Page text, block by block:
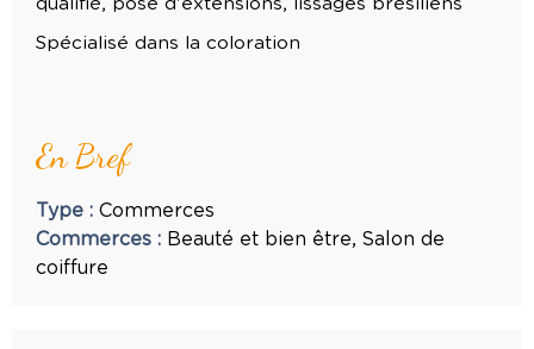
Spécialisé dans la coloration
En Bref
Type : Commerces
Commerces : Beauté et bien être Salon de
coiffure